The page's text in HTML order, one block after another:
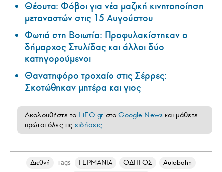
Θέουτα: Φόβοι για νέα μαζική κινητοποίηση
μεταναστών στις 15 Αυγούστου
Φωτιά στη Βοιωτία: Προφυλακίστηκαν ο
δήμαρχος Στυλίδας και άλλοι δύο
κατηγορούμενοι
Θανατηφόρο τροχαίο στις Σέρρες:
Σκοτώθηκαν μητέρα και γιος
Ακολουθήστε το LiFO.gr στοGoogle News και μάθετε
πρώτοι όλες τις ειδήσεις
Διεθνή Tags ΓΕΡΜΑΝΙΑ ΟΔΗΓΟΣ
Autobahn